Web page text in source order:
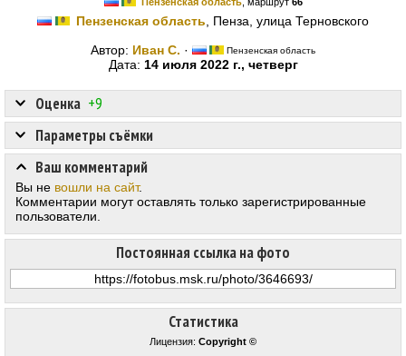
Пензенская область , Пенза, улица Терновского
Автор: Иван С. · Пензенская область
Дата: 14 июля 2022 г., четверг
Статистика
Лицензия: Copyright ©
Оценка +9
Постоянная ссылка на фото
Параметры съёмки
Ваш комментарий
Вы не вошли на сайт.
Комментарии могут оставлять только зарегистрированные
пользователи.